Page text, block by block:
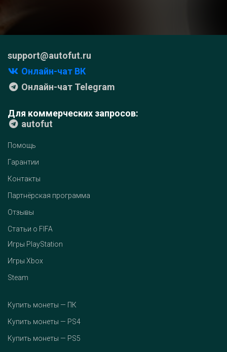
support@autofut.ru
Онлайн-чат ВК
Онлайн-чат Telegram
Для коммерческих запросов:
autofut
Помощь
Гарантии
Контакты
Партнёрская программа
Отзывы
Статьи о FIFA
Игры PlayStation
Игры Xbox
Steam
Купить монеты — ПК
Купить монеты — PS4
Купить монеты — PS5